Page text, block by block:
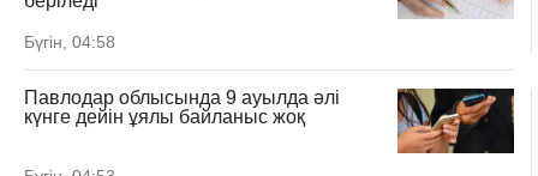
Бүгін, 04:58
Павлодар облысында 9 ауылда әлі
күнге дейін ұялы байланыс жоқ